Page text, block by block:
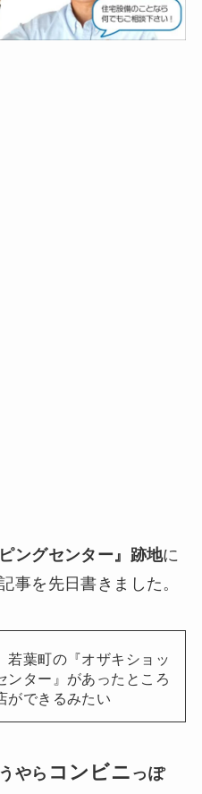
ングセンター』跡地に
事を先日書きました。
若葉町の『オザキショッ
ンター』があったところ
ができるみたい
やら コンビニ っぽ